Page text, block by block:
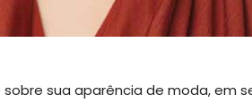
sua aparência de moda, em